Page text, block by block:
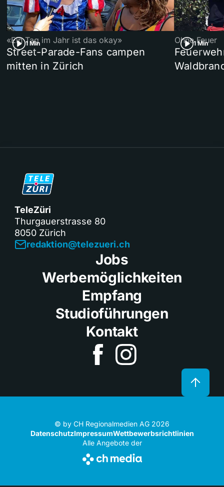
1 Min
«Ein Tag im Jahr ist das okay»
Street-Parade-Fans campen
mitten in Zürich
1 Min
Ohne Feuer
TeleZüri
Thurgauerstrasse 80
8050 Zürich
redaktion@telezueri.ch
Jobs
Werbemöglichkeiten
Empfang
Studioführungen
Kontakt
© by CH Regionalmedien AG 2026
DatenschutzImpressumWettbewerbsrichtlinien
Alle Angebote der